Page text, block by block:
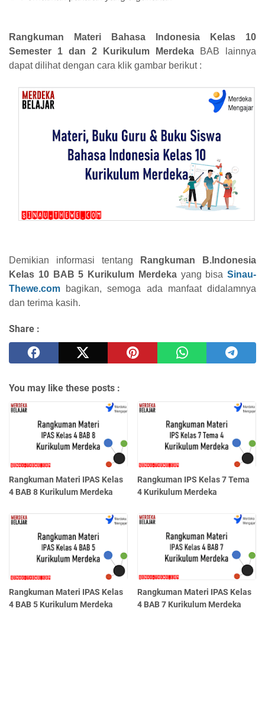
Rangkuman Materi Bahasa Indonesia Kelas 10
Semester 1 dan 2 Kurikulum Merdeka BAB lainnya
dapat dilihat dengan cara klik gambar berikut :
Demikian informasi tentang
Rangkuman B.Indonesia
Kelas 10 BAB 5 Kurikulum Merdekayang bisa Sinau-
Thewe.com bagikan, semoga ada manfaat didalamnya
dan terima kasih.
Share :
You may like these posts :
Rangkuman Materi IPAS Kelas
4 BAB 8 Kurikulum Merdeka
Rangkuman IPS Kelas 7 Tema
4 Kurikulum Merdeka
Rangkuman Materi IPAS Kelas
4 BAB 5 Kurikulum Merdeka
Rangkuman Materi IPAS Kelas
4 BAB 7 Kurikulum Merdeka